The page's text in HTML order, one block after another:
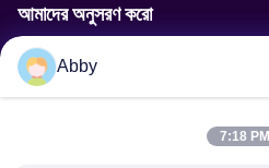
আমাদের অনুসরণ করো
Abby
7:18 PM